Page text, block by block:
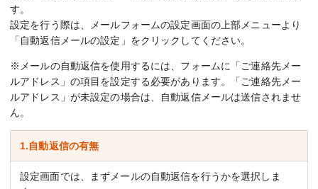
す。
設定を行う際は、メールフォームの設定画面の上部メニューより
「自動返信メールの設定」をクリックしてください。
※メールの自動返信を使用するには、フォームに「ご連絡先メー
ルアドレス」の項目を設定する必要があります。「ご連絡先メー
ルアドレス」が未設定の場合は、自動返信メールは送信されませ
ん。
1.自動返信の有無
設定画面では、まずメールの自動返信を行うかを選択しま